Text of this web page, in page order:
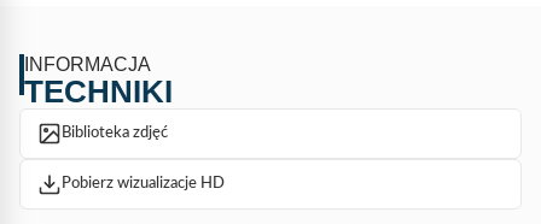
INFORMACJA
TECHNIKI
Biblioteka zdjęć
Pobierz wizualizacje HD